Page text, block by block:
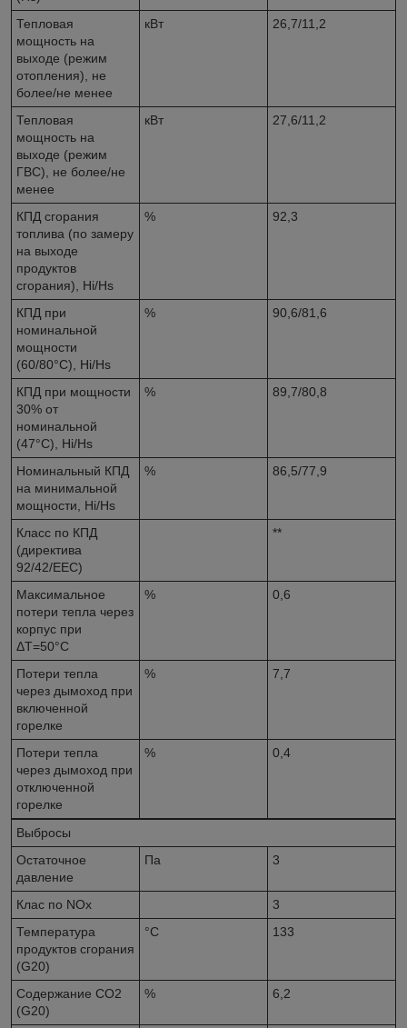
Тепловая
мощность на
выходе (режим
отопления), не
более/не менее
кВт 26,7/11,2
Тепловая
мощность на
выходе (режим
ГВС), не более/не
менее
кВт 27,6/11,2
КПД сгорания
топлива (по замеру
на выходе
продуктов
сгорания), Hi/Hs
% 92,3
КПД при
номинальной
мощности
(60/80°С), Hi/Hs
% 90,6/81,6
КПД при мощности
30% от
номинальной
(47°С), Hi/Hs
% 89,7/80,8
Номинальный КПД
на минимальной
мощности, Hi/Hs
% 86,5/77,9
Класс по КПД
(директива
92/42/EEC)
**
Максимальное
потери тепла через
корпус при
ΔT=50°C
% 0,6
Потери тепла
через дымоход при
включенной
горелке
% 7,7
Потери тепла
через дымоход при
отключенной
горелке
% 0,4
Выбросы
Остаточное
давление
Па 3
Клас по NOx
3
Температура
продуктов сгорания
(G20)
°C 133
Содержание CO2
(G20)
% 6,2